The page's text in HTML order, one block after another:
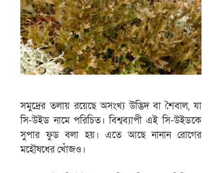
সমুদ্রের তলায় রয়েছে অসংখ্য উদ্ভিদ বা শৈবাল, যা
সি-উইড নামে পরিচিত। বিশ্বব্যাপী এই সি-উইডকে
সুপার ফুড বলা হয়। এতে আছে নানান রোগের
মহৌষধের খোঁজও।